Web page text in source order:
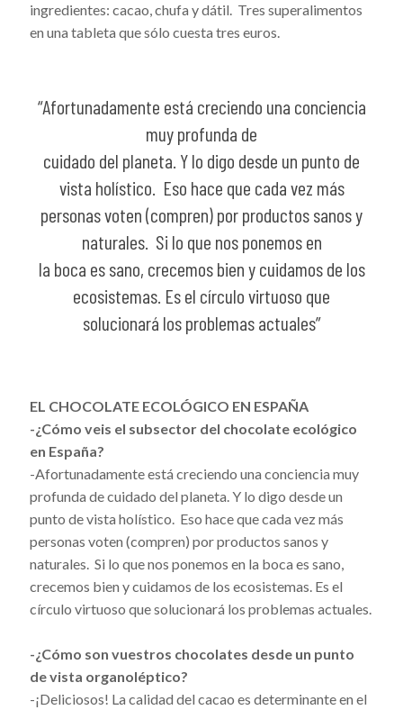
ingredientes: cacao, chufa y dátil. Tres superalimentos
en una tableta que sólo cuesta tres euros.
“Afortunadamente está creciendo una conciencia
muy profunda de
cuidado del planeta. Y lo digo desde un punto de
vista holístico. Eso hace que cada vez más
personas voten (compren) por productos sanos y
naturales. Si lo que nos ponemos en
la boca es sano, crecemos bien y cuidamos de los
ecosistemas. Es el círculo virtuoso que
solucionará los problemas actuales”
EL CHOCOLATE ECOLÓGICO EN ESPAÑA
-¿Cómo veis el subsector del chocolate ecológico
en España?
-Afortunadamente está creciendo una conciencia muy
profunda de cuidado del planeta. Y lo digo desde un
punto de vista holístico. Eso hace que cada vez más
personas voten (compren) por productos sanos y
naturales. Si lo que nos ponemos en la boca es sano,
crecemos bien y cuidamos de los ecosistemas. Es el
círculo virtuoso que solucionará los problemas actuales.
-¿Cómo son vuestros chocolates desde un punto
de vista organoléptico?
-¡Deliciosos! La calidad del cacao es determinante en el